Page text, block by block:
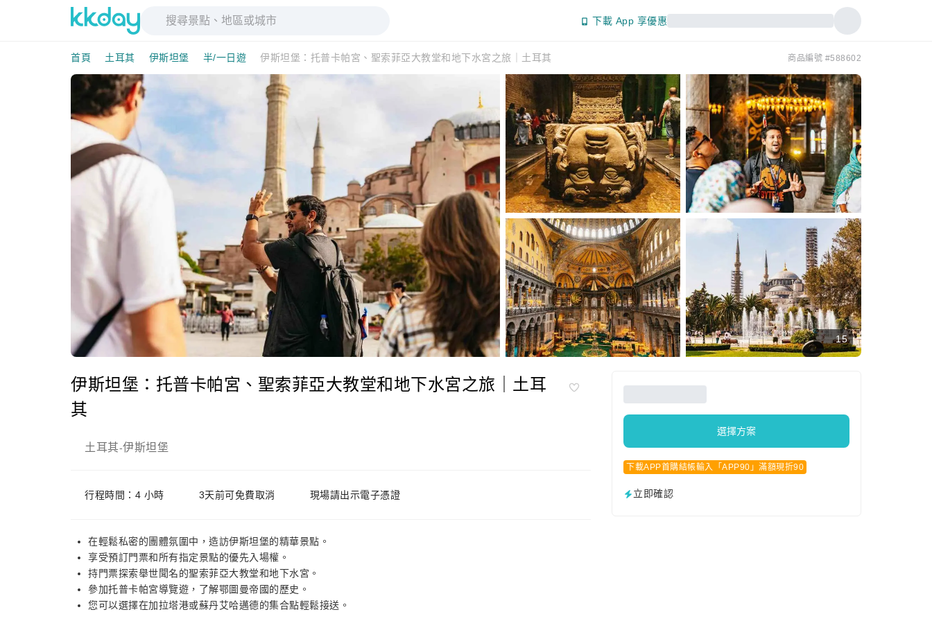
下載 App 享優惠
首頁 土耳其 伊斯坦堡 半/一日遊 伊斯坦堡：托普卡帕宮、聖索菲亞大教堂和地下水宮之旅｜土耳其 商品編號 #588602
15
伊斯坦堡：托普卡帕宮、聖索菲亞大教堂和地下水宮之旅｜土耳
其
土耳其-伊斯坦堡
行程時間：4 小時 3天前可免費取消 現場請出示電子憑證
在輕鬆私密的團體氛圍中，造訪伊斯坦堡的精華景點。
享受預訂門票和所有指定景點的優先入場權。
持門票探索舉世聞名的聖索菲亞大教堂和地下水宮。
參加托普卡帕宮導覽遊，了解鄂圖曼帝國的歷史。
您可以選擇在加拉塔港或蘇丹艾哈邁德的集合點輕鬆接送。
選擇方案
下載APP首購結帳輸入「APP90」滿額現折90
立即確認